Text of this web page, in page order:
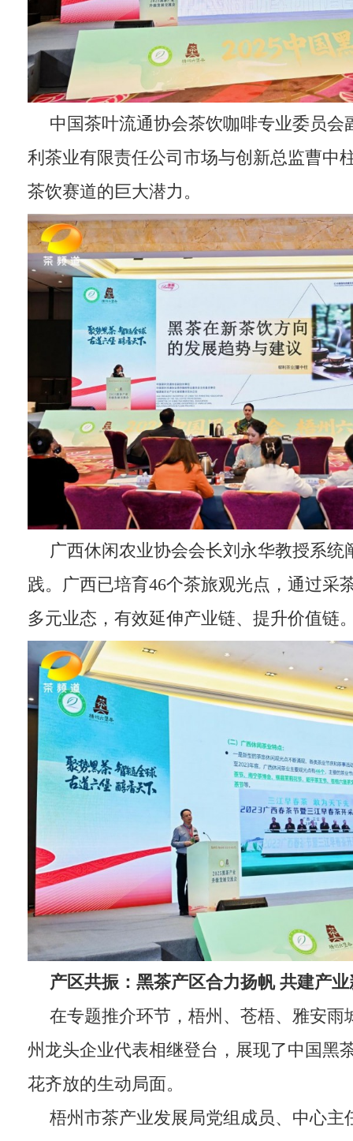
中国茶叶流通协会茶饮咖啡专业委员会
利茶业有限责任公司市场与创新总监曹中
茶饮赛道的巨大潜力。
广西休闲农业协会会长刘永华教授系统
践。广西已培育46个茶旅观光点，通过采
多元业态，有效延伸产业链、提升价值链
产区共振：黑茶产区合力扬帆 共建产
在专题推介环节，梧州、苍梧、雅安雨
州龙头企业代表相继登台，展现了中国黑
花齐放的生动局面。
梧州市茶产业发展局党组成员、中心主